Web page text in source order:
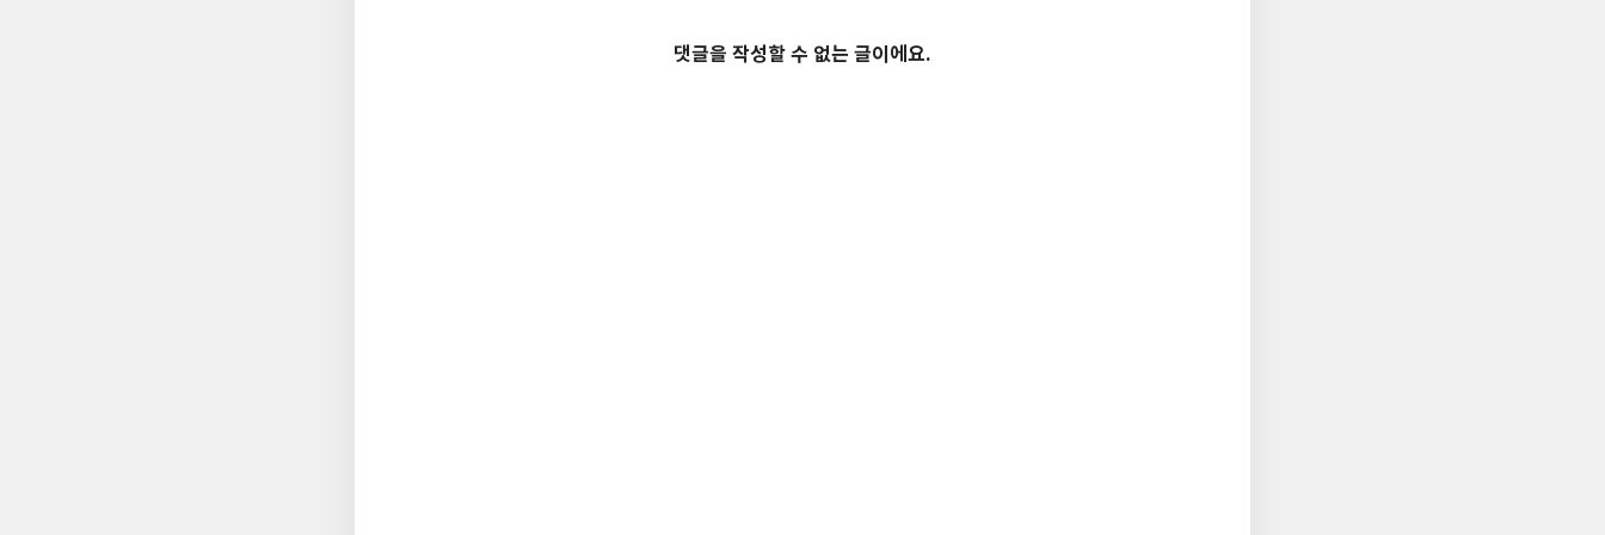
댓글을 작성할 수 없는 글이에요.